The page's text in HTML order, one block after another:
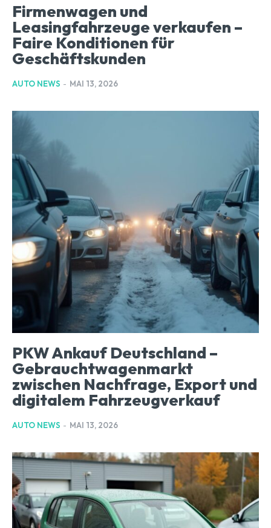
Firmenwagen und
Leasingfahrzeuge verkaufen –
Faire Konditionen für
Geschäftskunden
AUTO NEWS - MAI 13, 2026
PKW Ankauf Deutschland –
Gebrauchtwagenmarkt
zwischen Nachfrage, Export und
digitalem Fahrzeugverkauf
AUTO NEWS - MAI 13, 2026